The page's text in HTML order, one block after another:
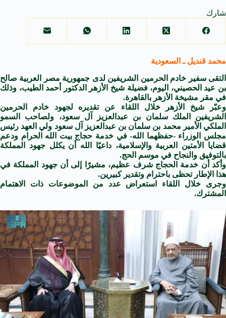
شارك
محمد قنديل ـ السعودية
‎التقى سفير خادم الحرمين الشريفين لدى جمهورية مصر العربية صالح
بن عيد الحصيني، اليوم، فضيلة شيخ الأزهر الدكتور أحمد الطيب، وذلك
في مقر مشيخة الأزهر بالقاهرة.
وعبّر شيخ الأزهر خلال اللقاء عن تقديره لجهود خادم الحرمين
الشريفين الملك سلمان بن عبدالعزيز آل سعود، ولصاحب السمو
الملكي الأمير محمد بن سلمان بن عبدالعزيز آل سعود ولي العهد رئيس
مجلس الوزراء -حفظهما الله- في خدمة حجاج بيت الله الحرام ودعم
قضايا الأمتين العربية والإسلامية، داعيًا الله أن يكلل جهود المملكة
بالتوفيق والنجاح في موسم الحج.
وأكد أن خدمة الحجاج شرف عظيم، مشيرًا إلى أن جهود المملكة في
هذا الإطار تحظى باحترام وتقدير كبيرين.
وجرى خلال اللقاء استعراض عدد من الموضوعات ذات الاهتمام
المشترك.